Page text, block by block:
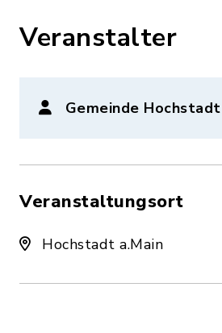
Veranstalter
Gemeinde Hochstadt
Veranstaltungsort
Hochstadt a.Main